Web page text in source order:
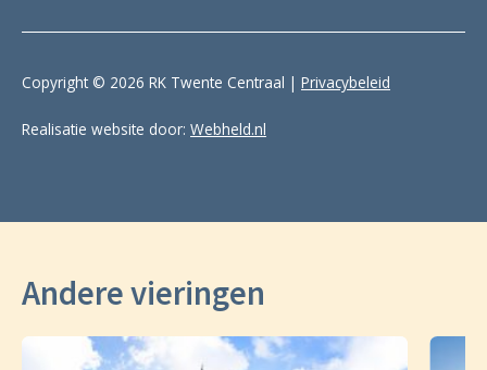
Copyright © 2026 RK Twente Centraal | Privacybeleid
Realisatie website door: Webheld.nl
Andere vieringen